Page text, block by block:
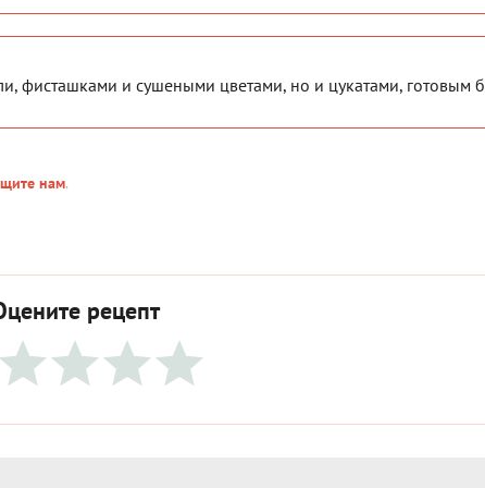
фисташками и сушеными цветами, но и цукатами, готовым
нам.
рецепт